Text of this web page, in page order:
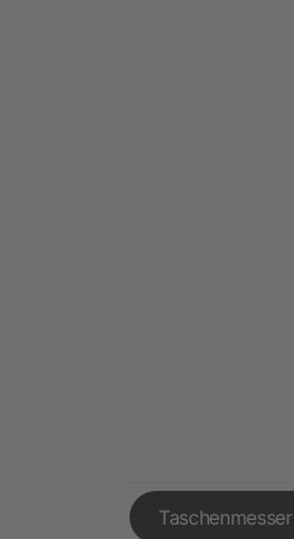
Taschenmesser